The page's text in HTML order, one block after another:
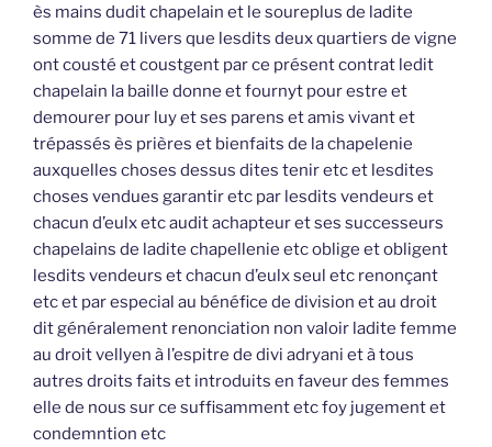
ès mains dudit chapelain et le soureplus de ladite
somme de 71 livers que lesdits deux quartiers de vigne
ont cousté et coustgent par ce présent contrat ledit
chapelain la baille donne et fournyt pour estre et
demourer pour luy et ses parens et amis vivant et
trépassés ès prières et bienfaits de la chapelenie
auxquelles choses dessus dites tenir etc et lesdites
choses vendues garantir etc par lesdits vendeurs et
chacun d’eulx etc audit achapteur et ses successeurs
chapelains de ladite chapellenie etc oblige et obligent
lesdits vendeurs et chacun d’eulx seul etc renonçant
etc et par especial au bénéfice de division et au droit
dit généralement renonciation non valoir ladite femme
au droit vellyen à l’espitre de divi adryani et à tous
autres droits faits et introduits en faveur des femmes
elle de nous sur ce suffisamment etc foy jugement et
condemntion etc